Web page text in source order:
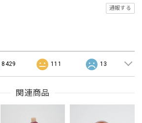
通報する
8429 111 13
関連商品